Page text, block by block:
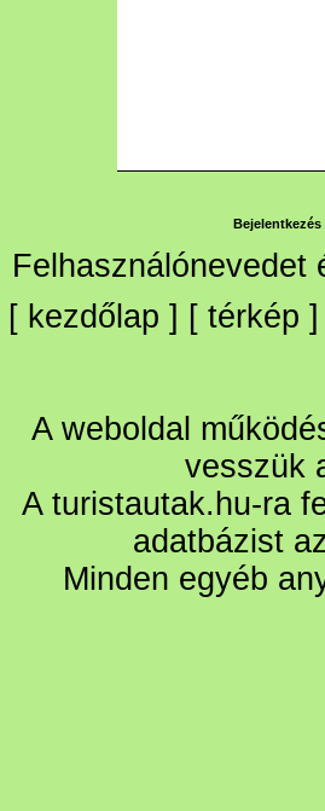
Bejelentkezés
[ kezdőlap ] [ térkép
A weboldal
vesszük
A turistautak.hu-ra
adatbázist
Minden egyéb